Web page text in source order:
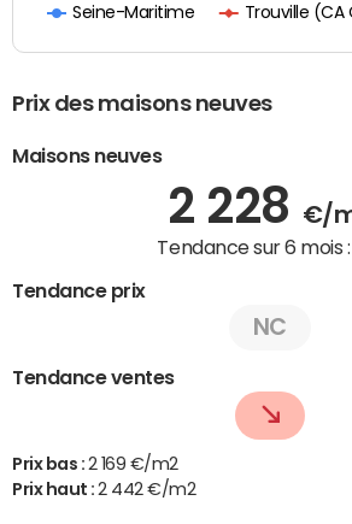
Seine-Maritime Trouville (CA
Prix des maisons neuves
Maisons neuves
2 228 €/
Tendance sur 6 mois :
Tendance prix
NC
Tendance ventes
Prix bas : 2 169 €/m2
Prix haut :2 442 €/m2